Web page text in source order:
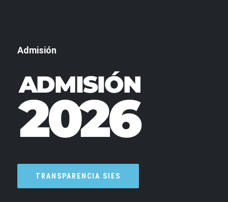
Admisión
TRANSPARENCIA SIES